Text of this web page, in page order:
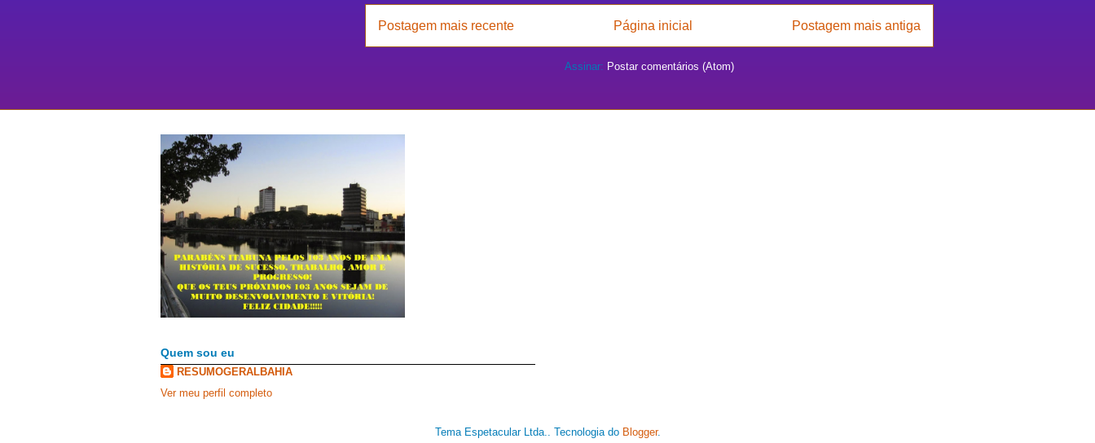
Postagem mais recente Postagem mais antiga
Página inicial
Assinar: Postar comentários (Atom)
Quem sou eu
RESUMOGERALBAHIA
Ver meu perfil completo
Tema Espetacular Ltda.. Tecnologia do Blogger.